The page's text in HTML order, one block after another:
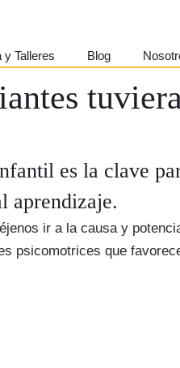
y Talleres Blog
es la clave
aprendizaje.
ir a la causa y
psicomotrices que